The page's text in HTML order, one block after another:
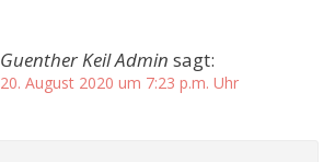
Guenther Keil Admin sagt:
20. August 2020 um 7:23 p.m. Uhr